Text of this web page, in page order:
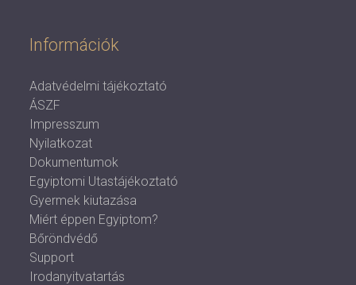
Információk
Adatvédelmi tájékoztató
ÁSZF
Impresszum
Nyilatkozat
Dokumentumok
Egyiptomi Utastájékoztató
Gyermek kiutazása
Miért éppen Egyiptom?
Bőröndvédő
Support
Irodanyitvatartás